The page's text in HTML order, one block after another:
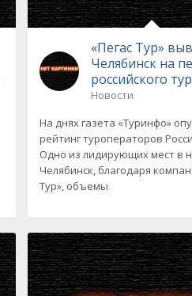
«Пегас Тур»
Челябинск на
российского
Новости
На днях газета «Туринфо»
рейтинг туроператоров
Одно из лидирующих мест в
Челябинск, благодаря
Тур», объемы